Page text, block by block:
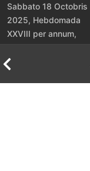
Sabbato 18 Octobris
2025, Hebdomada
XXVIII per annum,